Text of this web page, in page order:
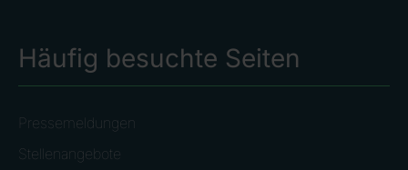
Häufig besuchte Seiten
Pressemeldungen
Stellenangebote